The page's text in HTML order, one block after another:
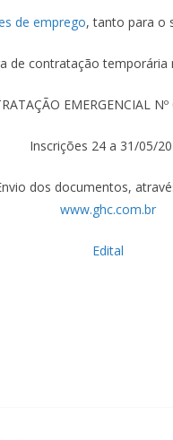
de emprego, tanto para o
contratação temporária
EMERGENCIAL
Inscrições 24 a 31/05/
dos documentos,
www.ghc.com.br
Edital